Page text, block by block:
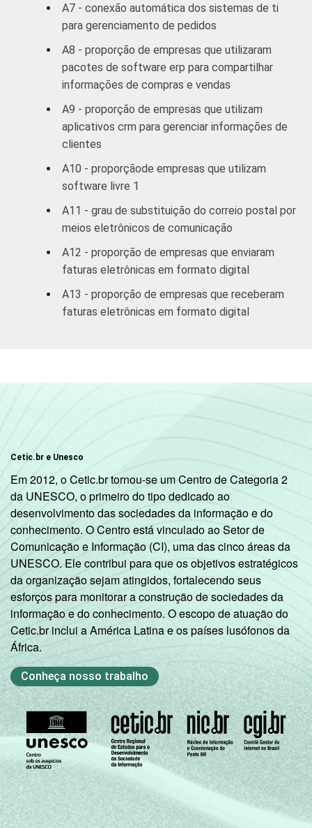
TV
Base: 2.569 empresas que utilizam
computador, com 10 funcionários ou mais, e
que constituem os seguintes segmentos da
92.1 e 92.2. Respostas referentes aos
últimos doze meses.
Fonte: NIC.br - Ago/Nov 2006.
A7 - conexão automática dos sistemas de ti
para gerenciamento de pedidos
A8 - proporção de empresas que utilizaram
pacotes de software erp para compartilhar
informações de compras e vendas
A9 - proporção de empresas que utilizam
aplicativos crm para gerenciar informações de
clientes
A10 - proporçãode empresas que utilizam
software livre 1
A11 - grau de substituição do correio postal por
meios eletrônicos de comunicação
A12 - proporção de empresas que enviaram
faturas eletrônicas em formato digital
A13 - proporção de empresas que receberam
faturas eletrônicas em formato digital
Cetic.br e Unesco
Em 2012, o Cetic.br tornou-se um Centro de Categoria 2
da UNESCO, o primeiro do tipo dedicado ao
desenvolvimento das sociedades da informação e do
conhecimento. O Centro está vinculado ao Setor de
Comunicação e Informação (CI), uma das cinco áreas da
UNESCO. Ele contribui para que os objetivos estratégicos
da organização sejam atingidos, fortalecendo seus
esforços para monitorar a construção de sociedades da
informação e do conhecimento. O escopo de atuação do
Cetic.br inclui a América Latina e os países lusófonos da
África.
Conheça nosso trabalho